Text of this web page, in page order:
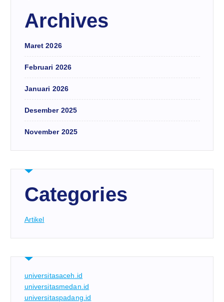
Archives
Maret 2026
Februari 2026
Januari 2026
Desember 2025
November 2025
Categories
Artikel
universitasaceh.id
universitasmedan.id
universitaspadang.id